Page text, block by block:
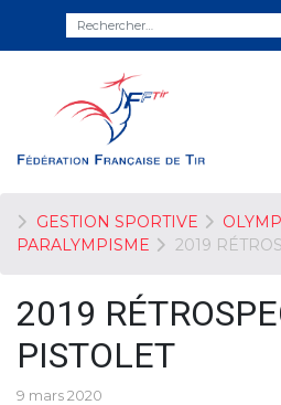
GESTION SPORTIVE
PARALYMPISME
2019
2019
PISTOLET
9 mars 2020